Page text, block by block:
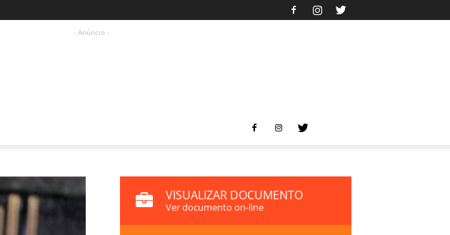
- Anúncio -
VISUALIZAR DOCUMENTO
Ver documento on-line